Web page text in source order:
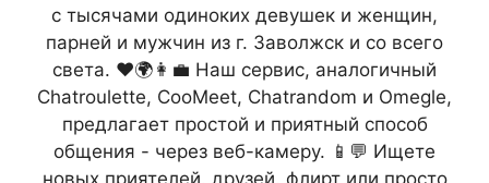
с тысячами одиноких девушек и женщин,
парней и мужчин из г. Заволжск и со всего
света. ❤️🌍👩‍💼 Наш сервис, аналогичный
Chatroulette, CooMeet, Chatrandom и Omegle,
предлагает простой и приятный способ
общения - через веб-камеру. 📱💬 Ищете
новых приятелей, друзей, флирт или просто